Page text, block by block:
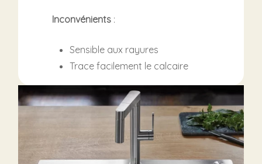
Inconvénients:
Sensible aux rayures
Trace facilement le calcaire